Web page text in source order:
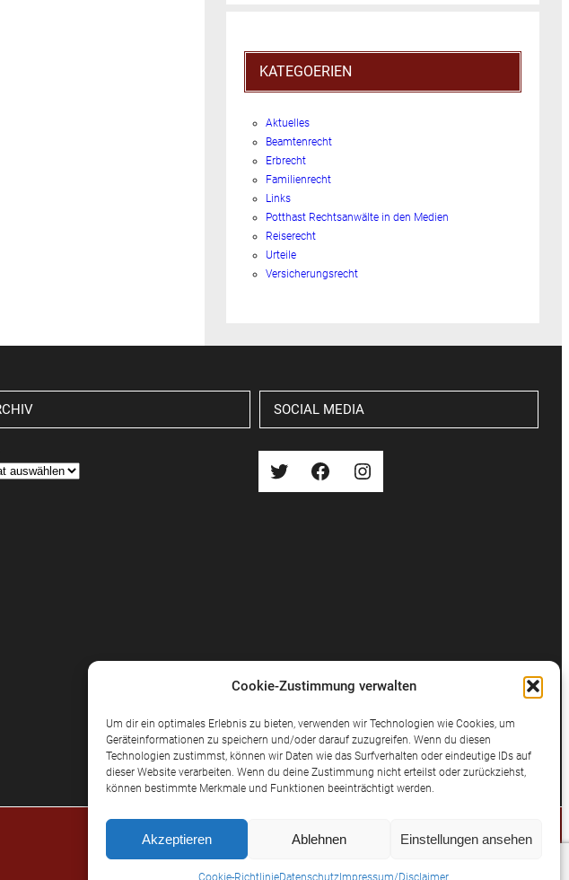
Cookie-Zustimmung verwalten
Um dir ein optimales Erlebnis zu bieten, verwenden wir Technologien wie Cookies, um
Geräteinformationen zu speichern und/oder darauf zuzugreifen. Wenn du diesen
Technologien zustimmst, können wir Daten wie das Surfverhalten oder eindeutige IDs auf
dieser Website verarbeiten. Wenn du deine Zustimmung nicht erteilst oder zurückziehst,
können bestimmte Merkmale und Funktionen beeinträchtigt werden.
Akzeptieren Ablehnen Einstellungen ansehen
Cookie-RichtlinieDatenschutz Impressum/Disclaimer
KATEGOERIEN
Aktuelles
Beamtenrecht
Erbrecht
Familienrecht
Links
Potthast Rechtsanwälte in den Medien
Reiserecht
Urteile
Versicherungsrecht
SOCIAL MEDIA
Twitter Facebook Instagram